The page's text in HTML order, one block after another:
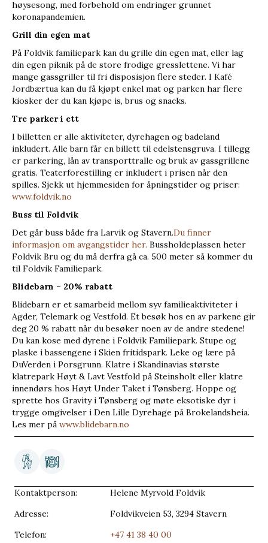
Kontaktperson:
Helene Myrvold Foldvik
Adresse:
Foldvikveien 53, 3294 Stavern
Telefon:
+47 41 38 40 00
høysesong, med forbehold om endringer grunnet
koronapandemien.
Grill din egen mat
På Foldvik familiepark kan du grille din egen mat, eller lag
din egen piknik på de store frodige gresslettene. Vi har
mange gassgriller til fri disposisjon flere steder. I Kafé
Jordbærtua kan du få kjøpt enkel mat og parken har flere
kiosker der du kan kjøpe is, brus og snacks.
Tre parker i ett
I billetten er alle aktiviteter, dyrehagen og badeland
inkludert. Alle barn får en billett til edelstensgruva. I tillegg
er parkering, lån av transporttralle og bruk av gassgrillene
gratis. Teaterforestilling er inkludert i prisen når den
spilles. Sjekk ut hjemmesiden for åpningstider og priser:
www.foldvik.no
Buss til Foldvik
Det går buss både fra Larvik og Stavern.Du finner
informasjon om avgangstider her. Bussholdeplassen heter
Foldvik Bru og du må derfra gå ca. 500 meter så kommer du
til Foldvik Familiepark.
Blidebarn – 20% rabatt
Blidebarn er et samarbeid mellom syv familieaktiviteter i
Agder, Telemark og Vestfold. Et besøk hos en av parkene gir
deg 20 % rabatt når du besøker noen av de andre stedene!
Du kan kose med dyrene i Foldvik Familiepark. Stupe og
plaske i bassengene i Skien fritidspark. Leke og lære på
DuVerden i Porsgrunn. Klatre i Skandinavias største
klatrepark Høyt & Lavt Vestfold på Steinsholt eller klatre
innendørs hos Høyt Under Taket i Tønsberg. Hoppe og
sprette hos Gravity i Tønsberg og møte eksotiske dyr i
trygge omgivelser i Den Lille Dyrehage på Brokelandsheia.
Les mer på www.blidebarn.no